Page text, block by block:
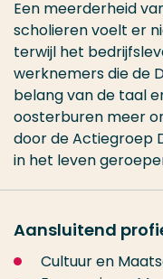
Een meerderheid
scholieren voelt er
terwijl het
werknemers die de
belang van de taal
oosterburen meer
door de Actiegroep
in het leven
Aansluitend
Cultuur en